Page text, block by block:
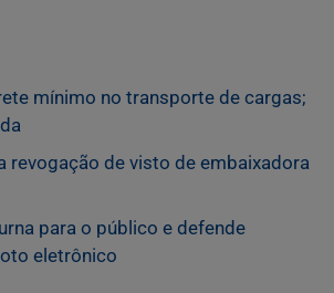
mínimo no transporte de cargas;
revogação de visto de embaixadora
para o público e defende
eletrônico